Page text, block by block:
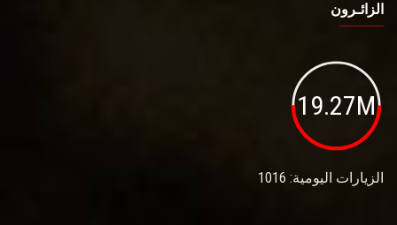
الزائـرون
19.27M
الزيارات اليومية: 1016